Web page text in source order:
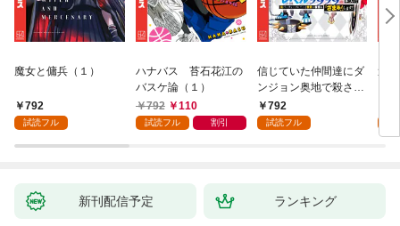
魔女と傭兵（１）
792
試読フル
ハナバス 苔石花江の
バスケ論（１）
792
110
試読フル 割引
信じていた仲間達にダ
ンジョン奥地で殺され
かけたがギフト『無限
ガチャ』でレベル９９
（１）
792
試読フル
追
強
～
新刊配信予定 ランキング